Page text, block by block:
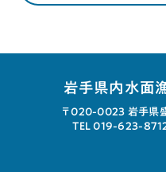
岩手県内水面
〒020-0023 岩手県
TEL 019-623-